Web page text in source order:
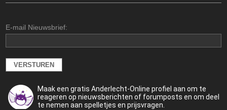
E-mail Nieuwsbrief:
Maak een gratis Anderlecht-Online profiel aan om te
reageren op nieuwsberichten of forumposts en om deel
te nemen aan spelletjes en prijsvragen.